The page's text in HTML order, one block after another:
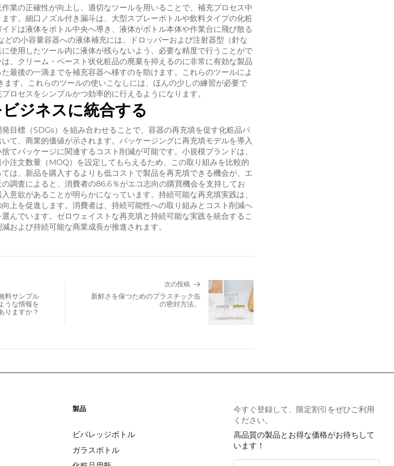
業の正確性が向上し、適切なツールを用いることで、補充プロセス中
す。細口ノズル付き漏斗は、大型スプレーボトルや飲料タイプの化粧
ドは液体をボトル中央へ導き、液体がボトル本体や作業台に飛び散る
の小容量容器への液体補充には、ドロッパーおよび注射器型（針な
使用したツール内に液体が残らないよう、必要な精度で行うことがで
、クリーム・ペースト状化粧品の廃棄を抑えるのに非常に有効な製品
最後の一滴までを補充容器へ移すのを助けます。これらのツールによ
す。これらのツールの使いこなしには、ほんの少しの練習が必要で
ロセスをシンプルかつ効率的に行えるようになります。
ジネスに統合する
目標（SDGs）を組み合わせることで、容器の再充填を促す化粧品パ
て、商業的価値が示されます。パッケージングに再充填モデルを導入
てパッケージに関連するコスト削減が可能です。小規模ブランドは、
注文数量（MOQ）を設定してもらえるため、この取り組みを比較的
は、新品を購入するよりも低コストで製品を再充填できる機会が、エ
調査によると、消費者の86.6％がエコ志向の購買機会を支持してお
意欲があることが明らかになっています。持続可能な再充填実践は、
上を促進します。消費者は、持続可能性への取り組みとコスト削減へ
んでいます。ゼロウェイストな再充填と持続可能な実践を統合するこ
および持続可能な商業成長が推進されます。
料サンプル
うな情報を
りますか？
次の投稿
新鮮さを保つためのプラスチック缶
の密封方法。
製品
ビバレッジボトル
ガラスボトル
今すぐ登録して、限定割引をぜひご利用
ください。
高品質の製品とお得な価格がお待ちして
います！